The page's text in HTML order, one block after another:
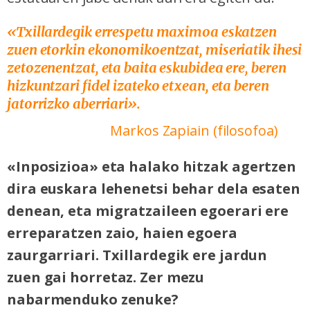
«Txillardegik errespetu maximoa eskatzen
zuen etorkin ekonomikoentzat, miseriatik ihesi
zetozenentzat, eta baita eskubidea ere, beren
hizkuntzari fidel izateko etxean, eta beren
jatorrizko aberriari».
Markos Zapiain (filosofoa)
«Inposizioa» eta halako hitzak agertzen
dira euskara lehenetsi behar dela esaten
denean, eta migratzaileen egoerari ere
erreparatzen zaio, haien egoera
zaurgarriari. Txillardegik ere jardun
zuen gai horretaz. Zer mezu
nabarmenduko zenuke?